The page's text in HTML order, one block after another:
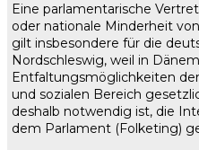
Eine parlamentarische
oder nationale Minderheit
gilt insbesondere für die
Nordschleswig, weil in
Entfaltungsmöglichkeiten
und sozialen Bereich
deshalb notwendig ist, die
dem Parlament (Folketing)